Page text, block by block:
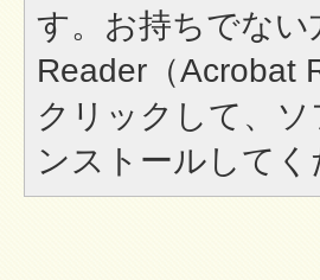
す。お持ちでな
Reader（Acrobat
クリックして、
ンストールしてく